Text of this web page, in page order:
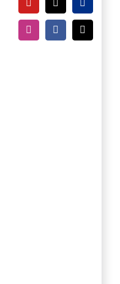
YouTubeTiktokPayPal
InstagramFacebook
E-
Mail